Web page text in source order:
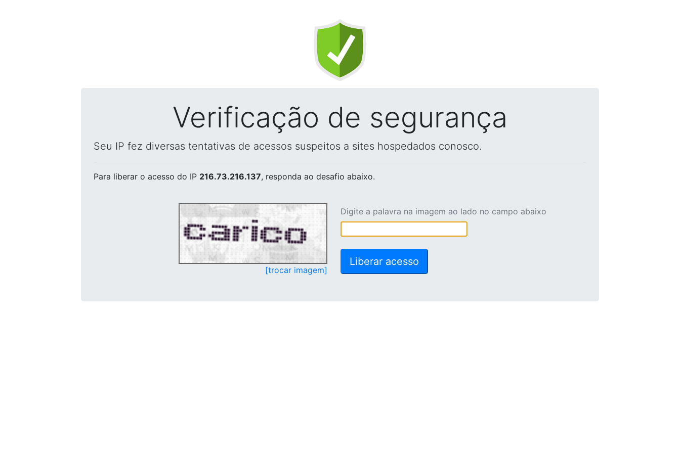
Verificação de segurança
Seu IP fez diversas tentativas de acessos suspeitos a sites hospedados conosco.
Para liberar o acesso do IP 216.73.216.137, responda ao desafio abaixo.
[trocar imagem]
Digite a palavra na imagem ao lado no campo abaixo